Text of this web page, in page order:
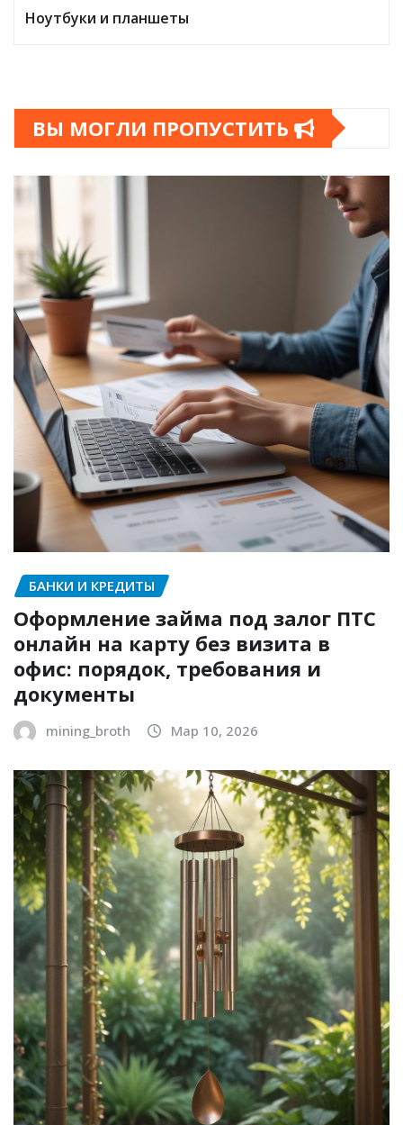
Криптоиндустрия
Ноутбуки и планшеты
ВЫ МОГЛИ ПРОПУСТИТЬ
БАНКИ И КРЕДИТЫ
Оформление займа под залог ПТС
онлайн на карту без визита в
офис: порядок, требования и
документы
mining_broth Мар 10, 2026